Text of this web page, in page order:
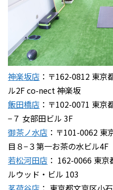
神楽坂店 ：〒162-0812 東京
ル2F co-nect 神楽坂
飯田橋店 ：〒102-0071 東京
−７ 女部田ビル 3F
御茶ノ水店 ：〒101-0062 東
目８−３第一お茶の水ビル4F
若松河田店 ： 162-0066 東
ルウッド・ビル 103